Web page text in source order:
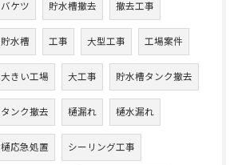
バケツ 貯水槽撤去 撤去工事
貯水槽 工事 大型工事 工場案件
大きい工場 大工事 貯水槽タンク撤去
タンク撤去 樋漏れ 樋水漏れ
樋応急処置 シーリング工事